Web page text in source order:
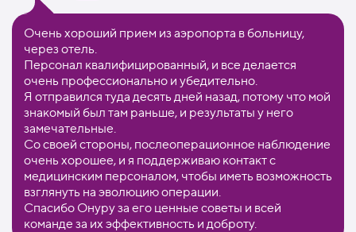
Очень хороший прием из аэропорта в больницу,
через отель.
Персонал квалифицированный, и все делается
очень профессионально и убедительно.
Я отправился туда десять дней назад, потому что мой
знакомый был там раньше, и результаты у него
замечательные.
Со своей стороны, послеоперационное наблюдение
очень хорошее, и я поддерживаю контакт с
медицинским персоналом, чтобы иметь возможность
взглянуть на эволюцию операции.
Спасибо Онуру за его ценные советы и всей
команде за их эффективность и доброту.